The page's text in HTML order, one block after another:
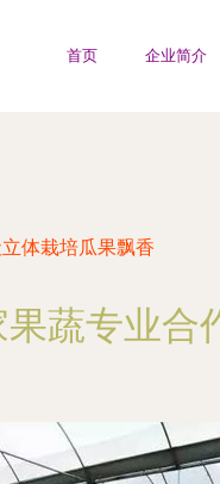
首页 企业简介
体栽培瓜果飘香
蔬专业合